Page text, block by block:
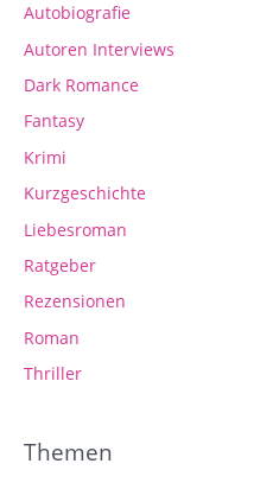
Autobiografie
Autoren Interviews
Dark Romance
Fantasy
Krimi
Kurzgeschichte
Liebesroman
Ratgeber
Rezensionen
Roman
Thriller
Themen